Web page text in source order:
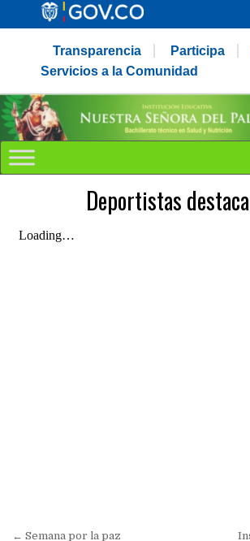
Transparencia Participa
Servicios a la Comunidad
Deportistas
← Semana por la paz